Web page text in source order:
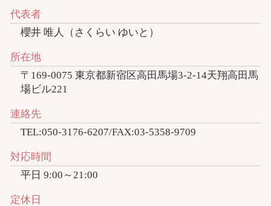
代表者
櫻井 唯人（さくらい ゆいと）
所在地
〒169-0075 東京都新宿区高田馬場3-2-14天翔高田馬
場ビル221
連絡先
TEL:050-3176-6207/FAX:03-5358-9709
対応時間
平日 9:00～21:00
定休日